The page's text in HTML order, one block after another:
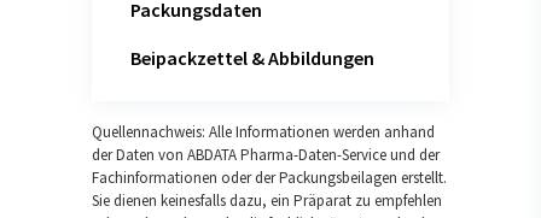
Packungsdaten
Beipackzettel & Abbildungen
Quellennachweis: Alle Informationen werden anhand
der Daten von ABDATA Pharma-Daten-Service und der
Fachinformationen oder der Packungsbeilagen erstellt.
Sie dienen keinesfalls dazu, ein Präparat zu empfehlen